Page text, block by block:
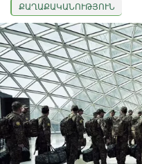
ՔԱՂԱՔԱԿԱՆՈՒԹՅՈՒՆ